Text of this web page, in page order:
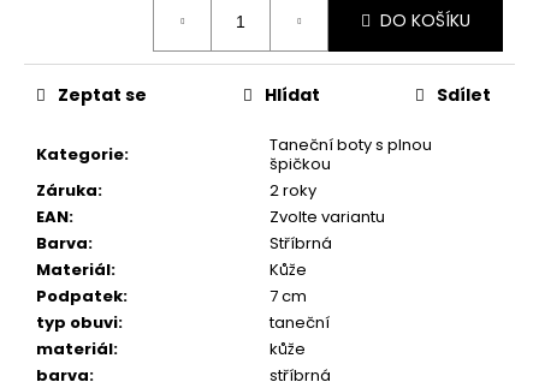
DO KOŠÍKU
Kategorie:
Taneční boty s plnou
špičkou
Záruka:
2 roky
EAN:
Zvolte variantu
Barva:
Stříbrná
Materiál:
Kůže
Podpatek:
7 cm
typ obuvi:
taneční
materiál:
kůže
barva:
stříbrná
Zeptat se Hlídat Sdílet
S
PLNOU
ŠPIČKOU
112,
KŮŽE,
PODPATEK
CM
490
Kč